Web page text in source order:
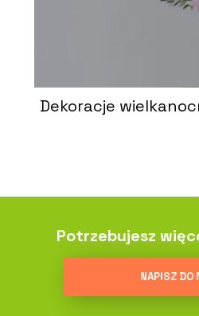
Dekoracje
Potrzebujesz
NAPISZ DO